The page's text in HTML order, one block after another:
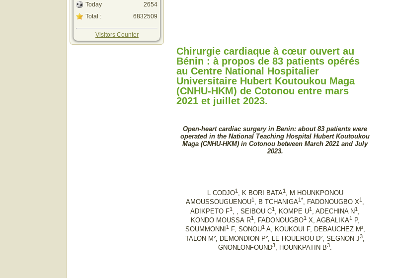
Today
Total :
2654
6832509
Visitors Counter
Chirurgie cardiaque à cœur ouvert au
Bénin : à propos de 83 patients opérés
au Centre National Hospitalier
Universitaire Hubert Koutoukou Maga
(CNHU-HKM) de Cotonou entre mars
2021 et juillet 2023.
Open-heart cardiac surgery in Benin: about 83 patients were
operated in the National Teaching Hospital Hubert Koutoukou
Maga (CNHU-HKM) in Cotonou between March 2021 and July
2023.
L CODJO1, K BORI BATA1, M HOUNKPONOU
AMOUSSOUGUENOU1 , B TCHANIGA1*, FADONOUGBO X1 ,
ADIKPETO F1 , , SEIBOU C1 , KOMPE U1 , ADECHINA N1
KONDO MOUSSA R1, FADONOUGBO1X, AGBALIKA1P,
SOUMMONNI 1 F, SONOU1 A, KOUKOUI F, DEBAUCHEZ M²,
TALON M², DEMONDION P², LE HOUEROU D², SEGNON J3
GNONLONFOUND3, HOUNKPATIN B3.